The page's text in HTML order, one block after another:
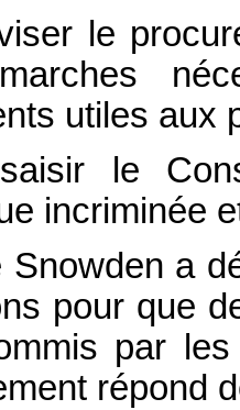
le
utiles aux
le
incriminée
Snowden a
pour que
par
répond